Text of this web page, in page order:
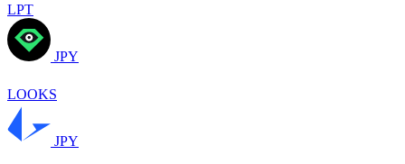
LPT
JPY
LOOKS
JPY